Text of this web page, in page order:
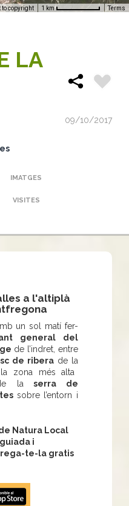
to copyright 1 km Terms
LA
09/10/2017
IMATGES
VISITES
a l'altiplà
un sol matí fer-
general del
de l’indret, entre
de ribera de la
zona més alta
laserra de
sobre l’entorn i
Natura Local
i
te-la gratis